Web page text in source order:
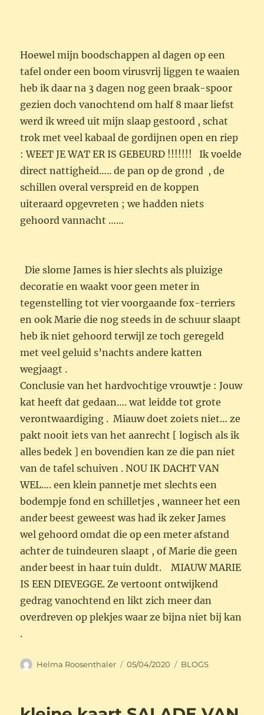
gehoord vannacht ……
Die slome James is hier slechts als pluizige
decoratie en waakt voor geen meter in
tegenstelling tot vier voorgaande fox-terriers
en ook Marie die nog steeds in de schuur slaapt
heb ik niet gehoord terwijl ze toch geregeld
met veel geluid s’nachts andere katten
wegjaagt .
Conclusie van het hardvochtige vrouwtje : Jouw
pakt nooit iets van het aanrecht [ logisch als ik
alles bedek ] en bovendien kan ze die pan niet
van de tafel schuiven . NOU IK DACHT VAN
WEL…. een klein pannetje met slechts een
bodempje fond en schilletjes , wanneer het een
ander beest geweest was had ik zeker James
wel gehoord omdat die op een meter afstand
achter de tuindeuren slaapt , of Marie die geen
ander beest in haar tuin duldt. MIAUW MARIE
IS EEN DIEVEGGE. Ze vertoont ontwijkend
gedrag vanochtend en likt zich meer dan
overdreven op plekjes waar ze bijna niet bij kan
.
Auteur
Helma Roosenthaler
Geplaatst
op
05/04/2020 Categorieën
BLOGS
kleine kaart SALADE VAN
GEROOKTE MAKREEL
Kook een grote Aardappel , in 8 stukjes
gesneden , goed gaar .
Pluk de Makreel zeer zorgvuldig af zodat alle